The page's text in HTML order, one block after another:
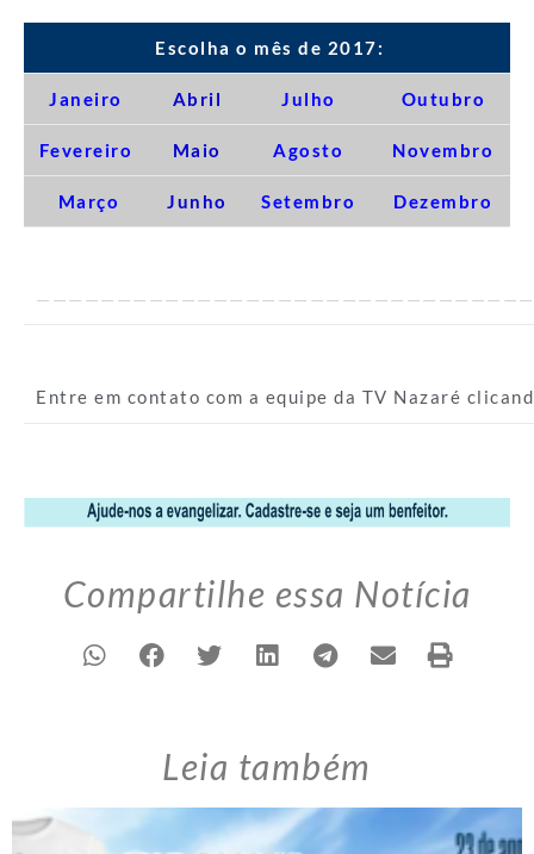
Escolha o mês de 2017:
Janeiro Abril Julho Outubro
Fevereiro Maio Agosto Novembro
Março Junho Setembro Dezembro
Entre em contato com a equipe da TV Nazaré
Compartilhe essa Notícia
Leia também